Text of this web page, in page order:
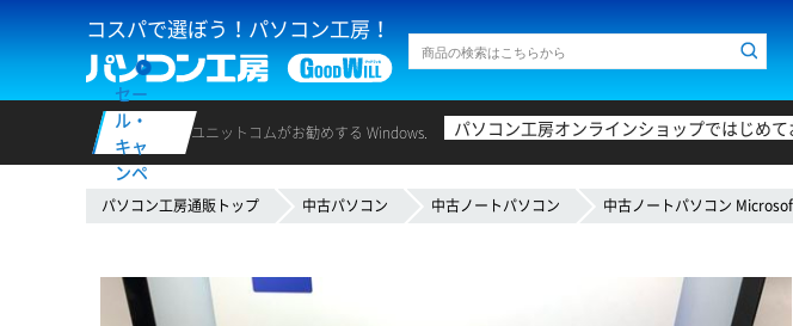
コスパで選ぼう！パソコン工房！
セー
ル・
キャ
ンペ
ーン
ユニットコムがお勧めする Windows. パソコン工房オンラインショップではじめ
パソコン工房通販トップ 中古パソコン 中古ノートパソコン 中古ノートパソコン